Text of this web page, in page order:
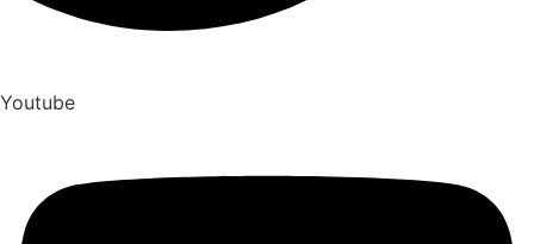
Youtube